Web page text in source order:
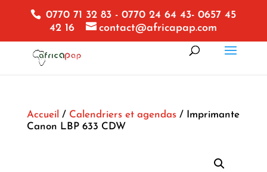
0770 71 32 83 - 0770 24 64 43- 0657 45
42 16
contact@africapap.com
Accueil / Calendriers et agendas/ Imprimante
Canon LBP 633 CDW